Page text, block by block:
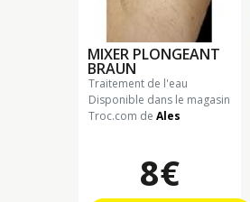
MIXER PLONGEANT
BRAUN
traitement de l'eau
Disponible dans le magasin
Troc.com de Ales
8€